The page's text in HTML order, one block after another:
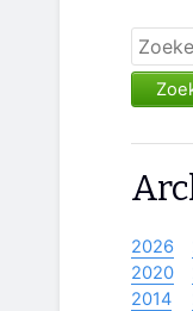
2026
2020
2014